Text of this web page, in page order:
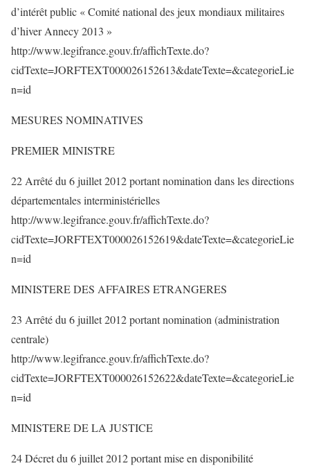
d’intérêt public « Comité national des jeux mondiaux militaires
d’hiver Annecy 2013 »
http://www.legifrance.gouv.fr/affichTexte.do?
cidTexte=JORFTEXT000026152613&dateTexte=&categorieLie
n=id
MESURES NOMINATIVES
PREMIER MINISTRE
22 Arrêté du 6 juillet 2012 portant nomination dans les directions
départementales interministérielles
http://www.legifrance.gouv.fr/affichTexte.do?
cidTexte=JORFTEXT000026152619&dateTexte=&categorieLie
n=id
MINISTERE DES AFFAIRES ETRANGERES
23 Arrêté du 6 juillet 2012 portant nomination (administration
centrale)
http://www.legifrance.gouv.fr/affichTexte.do?
cidTexte=JORFTEXT000026152622&dateTexte=&categorieLie
n=id
MINISTERE DE LA JUSTICE
24 Décret du 6 juillet 2012 portant mise en disponibilité